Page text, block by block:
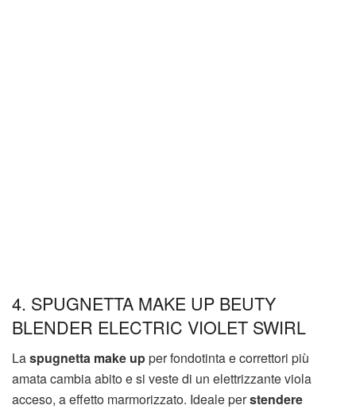
4. SPUGNETTA MAKE UP BEUTY
BLENDER ELECTRIC VIOLET SWIRL
Laspugnetta make upper fondotinta e correttori più
amata cambia abito e si veste di un elettrizzante viola
acceso, a effetto marmorizzato. Ideale perstendere